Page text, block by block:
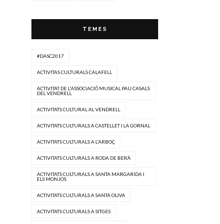
TEMES
#DASC2017
ACTIVITAS CULTURALS CALAFELL
ACTIVITAT DE L'ASSOCIACIÓ MUSICAL PAU CASALS
DEL VENDRELL
ACTIVITATS CULTURAL AL VENDRELL
ACTIVITATS CULTURALS A CASTELLET I LA GORNAL
ACTIVITATS CULTURALS A L'ARBOÇ
ACTIVITATS CULTURALS A RODA DE BERÀ
ACTIVITATS CULTURALS A SANTA MARGARIDA I
ELS MONJOS
ACTIVITATS CULTURALS A SANTA OLIVA
ACTIVITATS CULTURALS A SITGES